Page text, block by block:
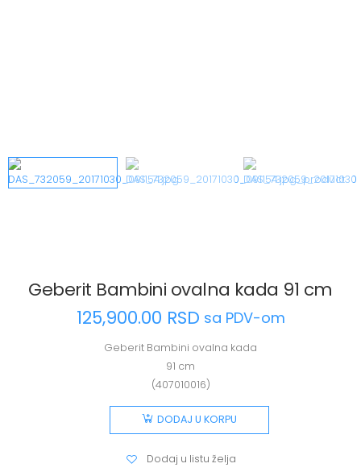
Geberit Bambini ovalna kada 91 cm
125,900.00 RSD sa PDV-om
Geberit Bambini ovalna kada
91 cm
(407010016)
DODAJ U KORPU
Dodaj u listu želja